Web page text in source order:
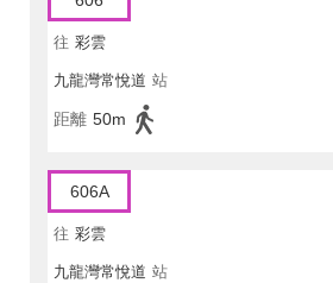
往 彩雲
九龍灣常悅道 站
距離 50m
606A
往 彩雲
九龍灣常悅道 站